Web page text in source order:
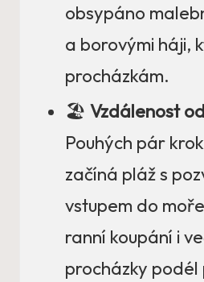
obsypáno
a borovými háji,
procházkám.
🏖️ Vzdálenost
Pouhých pár
začíná pláž s
vstupem do
ranní koupání i
procházky